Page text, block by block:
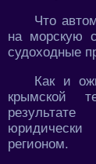
Что
на морскую
судоходные
Как и
крымской
регионом.